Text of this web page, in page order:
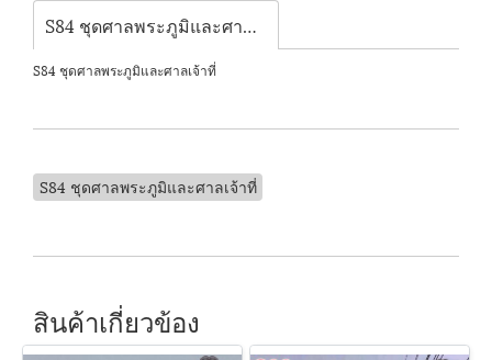
S84 ชุดศาลพระภูมิและศาลเจ้าที่
S84 ชุดศาลพระภูมิและศาลเจ้าที่
S84 ชุดศาลพระภูมิและศาลเจ้าที่
สินค้าเกี่ยวข้อง